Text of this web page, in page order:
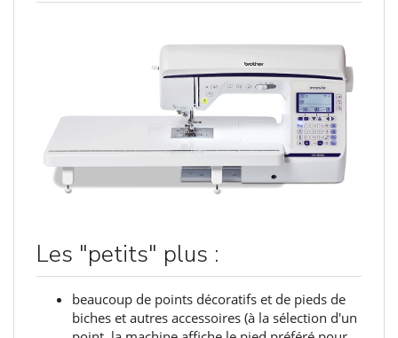
Les "petits" plus :
beaucoup de points décoratifs et de pieds de
biches et autres accessoires (à la sélection d'un